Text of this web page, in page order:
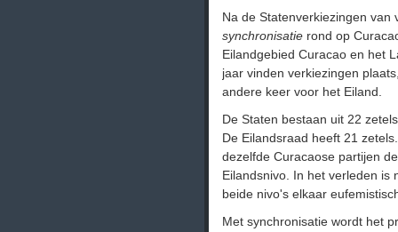
Na de Statenverkiezingen
synchronisatie rond op
Eilandgebied Curacao en het
jaar vinden verkiezingen
andere keer voor het Eiland.
De Staten bestaan uit 22
De Eilandsraad heeft 21
dezelfde Curacaose partijen
Eilandsnivo. In het verleden is
beide nivo's elkaar
Met synchronisatie wordt het